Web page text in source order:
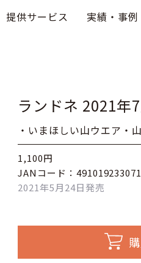
提供サービス 実績・事例
ランドネ 2021年
・いまほしい山ウエア・
1,100円
JANコード：
2021年5月24日発売